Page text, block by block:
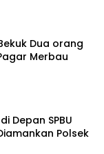
Dua orang
Merbau
Depan SPBU
Polsek